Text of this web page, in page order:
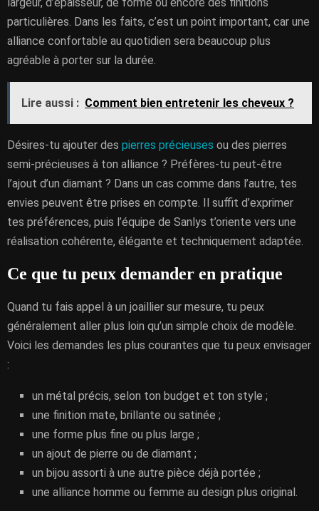
particulières. Dans les faits, c’est un point important, car une
alliance confortable au quotidien sera beaucoup plus
agréable à porter sur la durée.
Lire aussi : Comment bien entretenir les cheveux ?
Désires-tu ajouter des pierres précieuses ou des pierres
semi-précieuses à ton alliance ? Préfères-tu peut-être
l’ajout d’un diamant ? Dans un cas comme dans l’autre, tes
envies peuvent être prises en compte. Il suffit d’exprimer
tes préférences, puis l’équipe de Sanlys t’oriente vers une
réalisation cohérente, élégante et techniquement adaptée.
Ce que tu peux demander en pratique
Quand tu fais appel à un joaillier sur mesure, tu peux
généralement aller plus loin qu’un simple choix de modèle.
Voici les demandes les plus courantes que tu peux envisager
:
un métal précis, selon ton budget et ton style ;
une finition mate, brillante ou satinée ;
une forme plus fine ou plus large ;
un ajout de pierre ou de diamant ;
un bijou assorti à une autre pièce déjà portée ;
une alliance homme ou femme au design plus original.